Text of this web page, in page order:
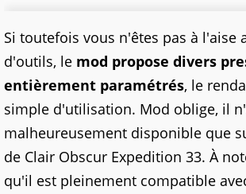
Si toutefois vous n'êtes pas à l'aise
d'outils, le mod propose divers
entièrement paramétrés, le
simple d'utilisation. Mod oblige, il
malheureusement disponible que
de Clair Obscur Expedition 33. À
qu'il est pleinement compatible